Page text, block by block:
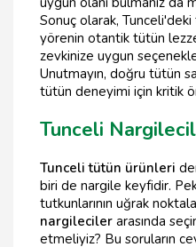
Sonuç olarak,
yörenin otantik tütün
zevkinize uygun
Unutmayın, doğru tütün
tütün deneyimi için kritik
Tunceli
Tunceli tütün ürünleri
biri de nargile keyfidir.
tutkunlarının uğrak
nargileciler arasında
etmeliyiz? Bu soruların